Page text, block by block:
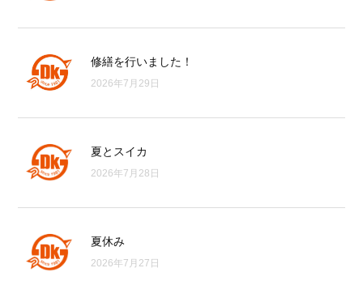
修繕を行いました！
2026年7月29日
夏とスイカ
2026年7月28日
夏休み
2026年7月27日